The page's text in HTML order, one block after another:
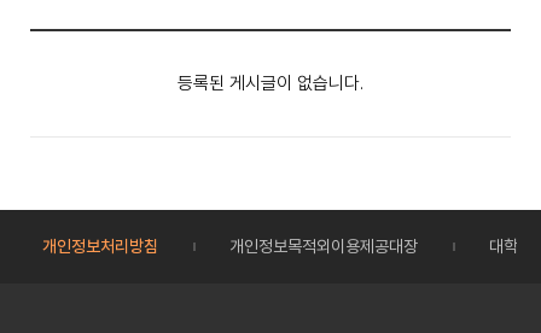
등록된 게시글이 없습니다.
개인정보처리방침 개인정보목적외이용제공대장 대학정